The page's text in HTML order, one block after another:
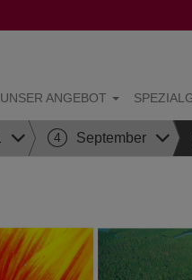
UNSER ANGEBOT
4 September